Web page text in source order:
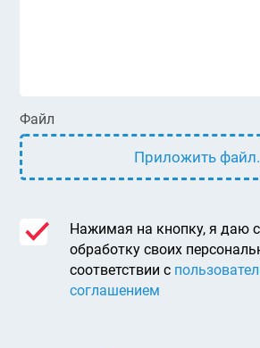
Файл
Приложить
Нажимая на кнопку, я даю
обработку своих
соответствии с
соглашением